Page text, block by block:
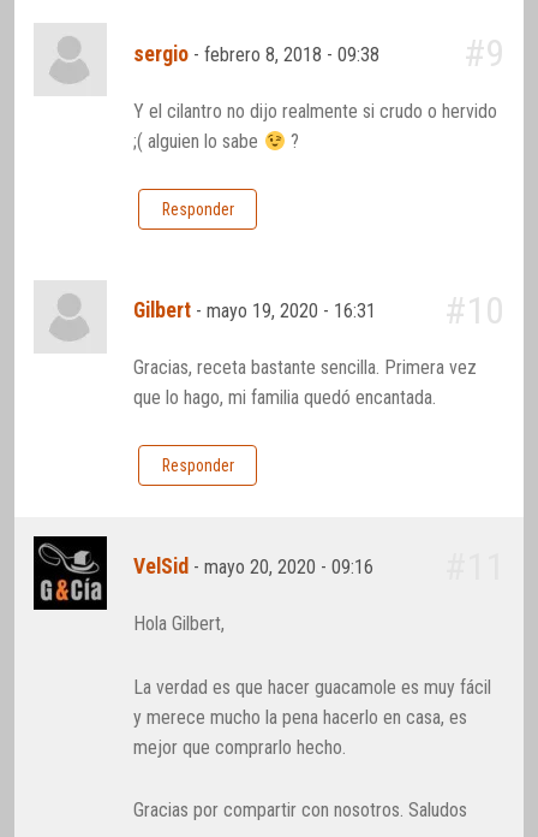
sergio -febrero 8, 2018 - 09:38 #9
Y el cilantro no dijo realmente si crudo o hervido
;( alguien lo sabe
?
Responder
Gilbert -mayo 19, 2020 - 16:31 #10
Gracias, receta bastante sencilla. Primera vez
que lo hago, mi familia quedó encantada.
Responder
VelSid -mayo 20, 2020 - 09:16
Hola Gilbert,
La verdad es que hacer guacamole es muy fácil
y merece mucho la pena hacerlo en casa, es
mejor que comprarlo hecho.
Gracias por compartir con nosotros. Saludos